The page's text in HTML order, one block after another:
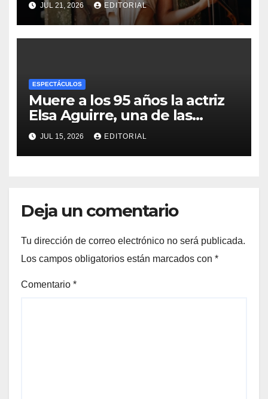
polémica con Nodal y Ángela
Aguilar
JUL 21, 2026 EDITORIAL
ESPECTÁCULOS
Muere a los 95 años la actriz
Elsa Aguirre, una de las
últimas figuras del Cine de
Oro mexicano
JUL 15, 2026 EDITORIAL
Deja un comentario
Tu dirección de correo electrónico no será publicada.
Los campos obligatorios están marcados con *
Comentario *